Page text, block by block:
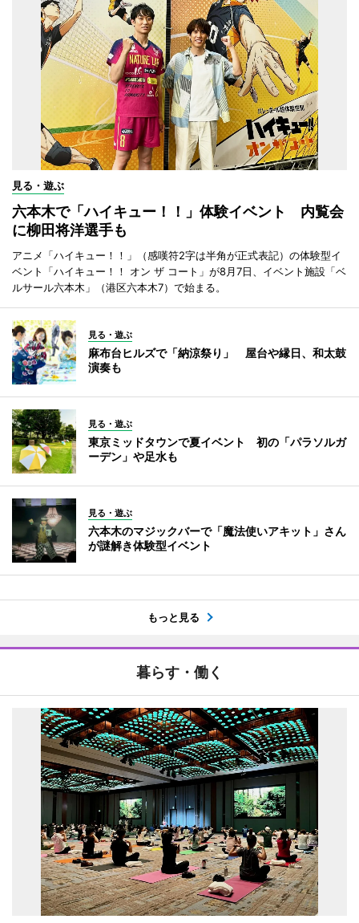
見る・遊ぶ
六本木で「ハイキュー！！」体験イベント 内覧会
に柳田将洋選手も
アニメ「ハイキュー！！」（感嘆符2字は半角が正式表記）の体験型イ
ベント「ハイキュー！！ オン ザ コート」が8月7日、イベント施設「ベ
ルサール六本木」（港区六本木7）で始まる。
見る・遊ぶ
麻布台ヒルズで「納涼祭り」 屋台や縁日、和太鼓
演奏も
見る・遊ぶ
東京ミッドタウンで夏イベント 初の「パラソルガ
ーデン」や足水も
見る・遊ぶ
六本木のマジックバーで「魔法使いアキット」さん
が謎解き体験型イベント
もっと見る
暮らす・働く